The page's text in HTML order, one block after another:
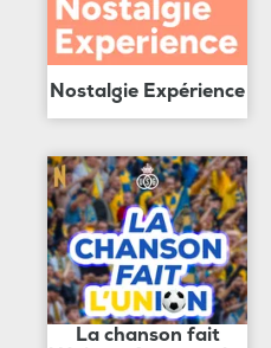
Nostalgie Expérience
La chanson fait